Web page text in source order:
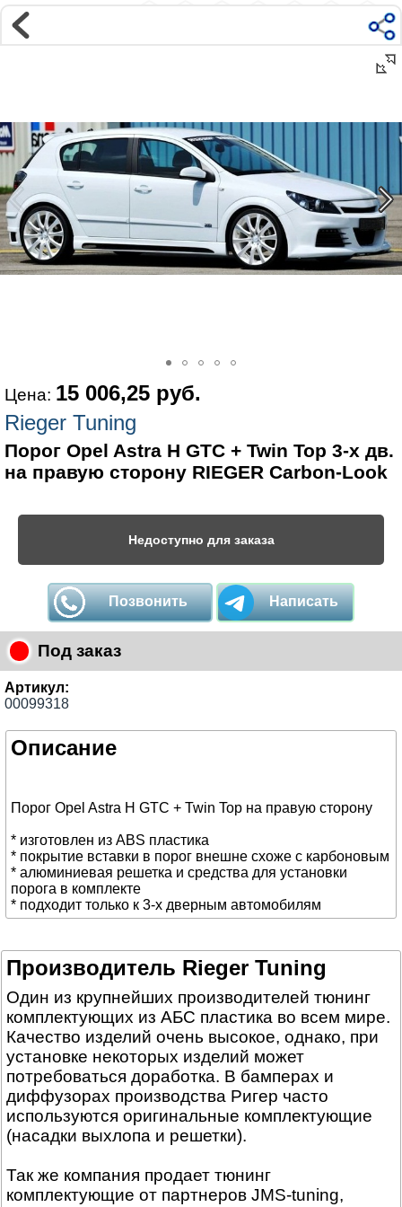
Магазин
Интернет-магазин �...
Цена: 15 006,25 руб.
Rieger Tuning
Порог Opel Astra H GTC + Twin Top 3-х дв.
на правую сторону RIEGER Carbon-Look
Недоступно для заказа
Позвонить Написать
Под заказ
Артикул:
00099318
Описание
Порог Opel Astra H GTC + Twin Top на правую сторону
* изготовлен из ABS пластика
* покрытие вставки в порог внешне схоже с карбоновым
* алюминиевая решетка и средства для установки
порога в комплекте
* подходит только к 3-х дверным автомобилям
Производитель Rieger Tuning
Один из крупнейших производителей тюнинг
комплектующих из АБС пластика во всем мире.
Качество изделий очень высокое, однако, при
установке некоторых изделий может
потребоваться доработка. В бамперах и
диффузорах производства Ригер часто
используются оригинальные комплектующие
(насадки выхлопа и решетки).
Так же компания продает тюнинг
комплектующие от партнеров JMS-tuning,
Наши контакты:
г. Москва, м.ВДНХ
ул Ярославская д9 к2с5
Маршрут на Авто
Маршрут пешком
Телефон:
+7 985 364 2044
@vonardtuning:vonard.ru
Мы в соц сетях: